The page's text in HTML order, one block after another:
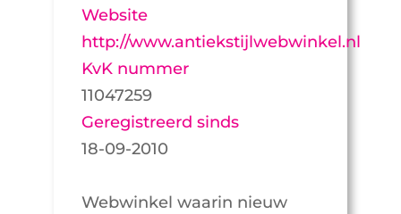
Website
http://www.antiekstijlwebwinkel.nl
KvK nummer
11047259
Geregistreerd sinds
18-09-2010
Webwinkel waarin nieuw